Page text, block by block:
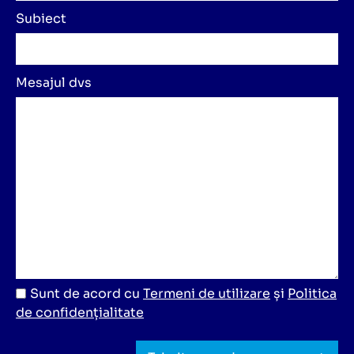
Subiect
Mesajul dvs
Sunt de acord cu Termeni de utilizare și Politica
de confidențialitate